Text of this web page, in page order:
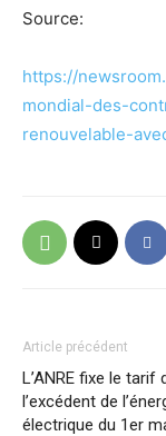
Source:
https://
mondial-des-
renouvelable-
Article précédent
L’ANRE fixe le tarif
l’excédent de
électrique du 1er